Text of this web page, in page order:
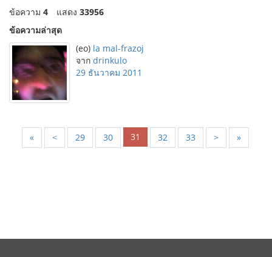
ข้อความ 4 แสดง 33956
ข้อความล่าสุด
(eo) la mal-frazoj
จาก drinkulo
29 ธันวาคม 2011
« < 29 30 31 32 33 > »